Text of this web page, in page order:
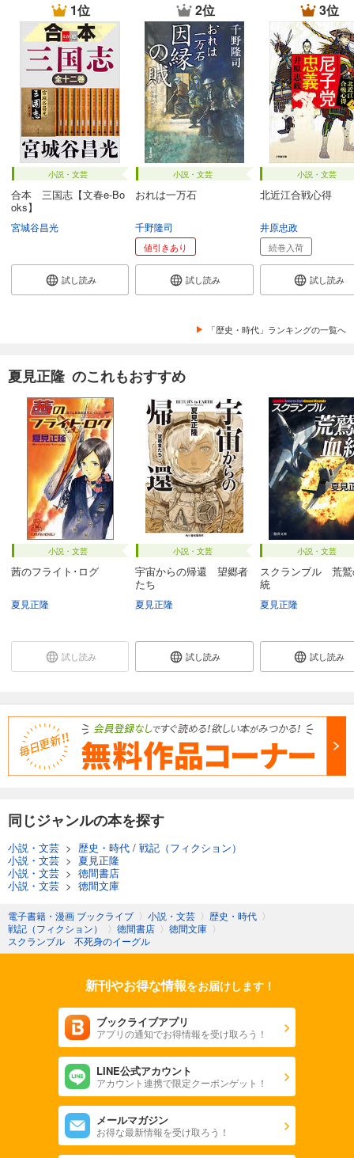
1位
小説・文芸
合本 三国志【文春e-Bo
oks】
宮城谷昌光
試し読み
2位
小説・文芸
おれは一万石
千野隆司
値引きあり
試し読み
3位
小説・文芸
北近江合戦心得
井原忠政
続巻入荷
試し読み
「歴史・時代」ランキングの一覧へ
夏見正隆 のこれもおすすめ
小説・文芸
茜のフライト･ログ
夏見正隆
試し読み
小説・文芸
宇宙からの帰還 望郷者
たち
夏見正隆
試し読み
小説・文芸
スクランブル 荒鷲
統
夏見正隆
試し読み
同じジャンルの本を探す
小説・文芸 > 歴史・時代 / 戦記（フィクション）
小説・文芸 > 夏見正隆
小説・文芸 > 徳間書店
小説・文芸 > 徳間文庫
電子書籍・漫画 ブックライブ 〉 小説・文芸 〉 歴史・時代 〉
戦記（フィクション）
〉 徳間書店 〉 徳間文庫 〉
スクランブル 不死身のイーグル
新刊やお得な情報をお届けします！
ブックライブアプリ
アプリの通知でお得情報を受け取ろう！
LINE公式アカウント
アカウント連携で限定クーポンゲット！
メールマガジン
お得な最新情報を受け取ろう！